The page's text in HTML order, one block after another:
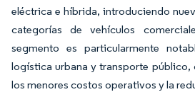
eléctrica e híbrida, introduciendo
categorías de vehículos
segmento es particularmente
logística urbana y transporte público,
los menores costos operativos y la